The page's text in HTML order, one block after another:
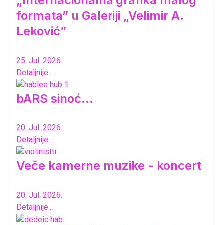
formata” u Galeriji „Velimir A.
Leković”
25. Jul. 2026.
Detaljnije...
bARS sinoć...
20. Jul. 2026.
Detaljnije...
Veče kamerne muzike - koncert
20. Jul. 2026.
Detaljnije...